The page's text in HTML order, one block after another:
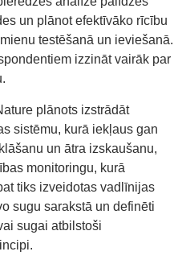
un plānot efektīvāko rīcību
testēšanā un ieviešanā.
izzināt vairāk par
plānots izstrādāt
sistēmu, kurā iekļaus gan
un ātra izskaušanu,
monitoringu, kurā
tiks izveidotas vadlīnijas
sugu sarakstā un definēti
sugai atbilstoši